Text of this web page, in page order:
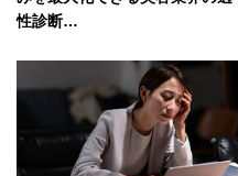
性診断…